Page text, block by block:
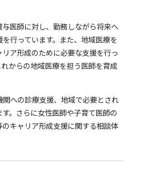
医師に対し、勤務しながら将来へ
行っています。また、地域医療を
ア形成のために必要な支援を行っ
からの地域医療を担う医師を育成
への診療支援、地域で必要とされ
。さらに女性医師や子育て医師の
キャリア形成支援に関する相談体